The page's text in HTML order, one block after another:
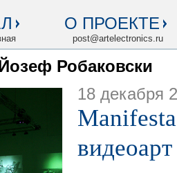
О ПРОЕКТЕ
post@artelectronics.ru
Робаковски
18 декабря
видеоарт